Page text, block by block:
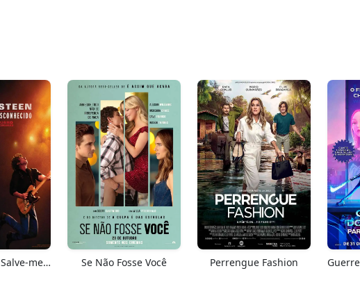
Springsteen: Salve-me Do Desconhecido Se Não Fosse Você Perrengue Fashion